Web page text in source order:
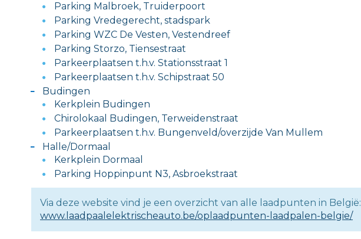
Parking Malbroek, Truiderpoort
Parking Vredegerecht, stadspark
Parking WZC De Vesten, Vestendreef
Parking Storzo, Tiensestraat
Parkeerplaatsen t.h.v. Stationsstraat 1
Parkeerplaatsen t.h.v. Schipstraat 50
Budingen
Kerkplein Budingen
Chirolokaal Budingen, Terweidenstraat
Parkeerplaatsen t.h.v. Bungenveld/overzijde Van Mullem
Halle/Dormaal
Kerkplein Dormaal
Parking Hoppinpunt N3, Asbroekstraat
Via deze website vind je een overzicht van alle laadpunten in België:
www.laadpaalelektrischeauto.be/oplaadpunten-laadpalen-belgie/